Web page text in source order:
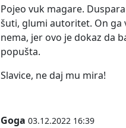
Pojeo vuk magare. Duspara
šuti, glumi autoritet. On ga
nema, jer ovo je dokaz da
popušta.
Slavice, ne daj mu mira!
Goga 03.12.2022 16:39